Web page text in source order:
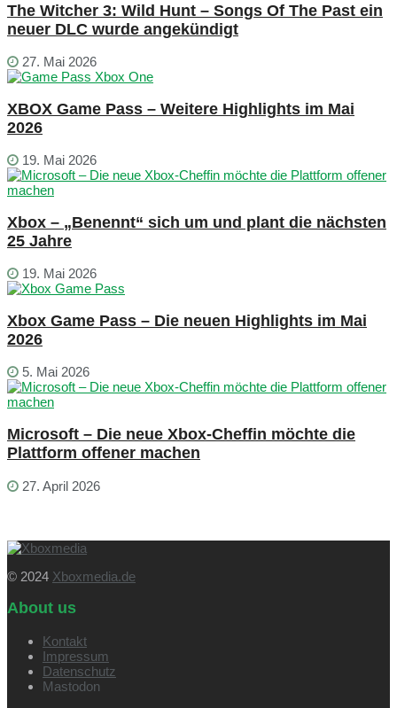
The Witcher 3: Wild Hunt – Songs Of The Past ein
neuer DLC wurde angekündigt
27. Mai 2026
XBOX Game Pass – Weitere Highlights im Mai
2026
19. Mai 2026
Xbox – „Benennt“ sich um und plant die nächsten
25 Jahre
19. Mai 2026
Xbox Game Pass – Die neuen Highlights im Mai
2026
5. Mai 2026
Microsoft – Die neue Xbox-Cheffin möchte die
Plattform offener machen
27. April 2026
© 2024 Xboxmedia.de
About us
Kontakt
Impressum
Datenschutz
Mastodon